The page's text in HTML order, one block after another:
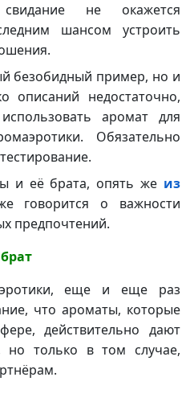
не окажется
шансом устроить
безобидный пример, но и
описаний недостаточно,
аромат для
Обязательно
и её брата, опять же из
говорится о важности
предпочтений.
еще и еще раз
что ароматы, которые
действительно дают
но только в том случае,